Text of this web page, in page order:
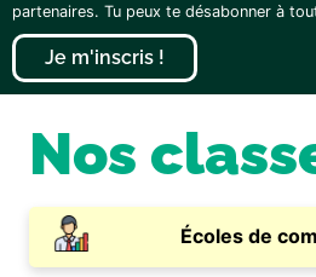
partenaires. Tu peux te désabonner à
Je m'inscris !
Nos
Écoles de